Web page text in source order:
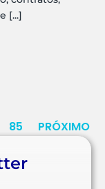
[...]
85 PRÓXIMO